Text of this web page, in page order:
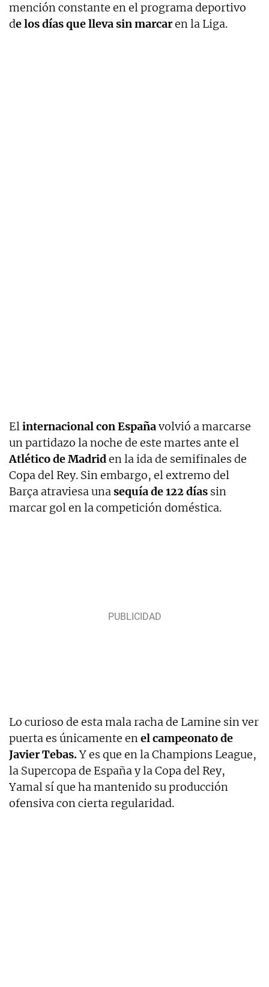
mención constante en el programa deportivo
de los días que lleva sin marcaren la Liga.
Elinternacional con Españavolvió a marcarse
un partidazo la noche de este martes ante el
Atlético de Madriden la ida de semifinales de
Copa del Rey. Sin embargo, el extremo del
Barça atraviesa unasequía de 122 días sin
marcar gol en la competición doméstica.
Lo curioso de esta mala racha de Lamine sin ver
puerta es únicamente enel campeonato de
Javier Tebas.Y es que en la Champions League,
la Supercopa de España y la Copa del Rey,
Yamal sí que ha mantenido su producción
ofensiva con cierta regularidad.